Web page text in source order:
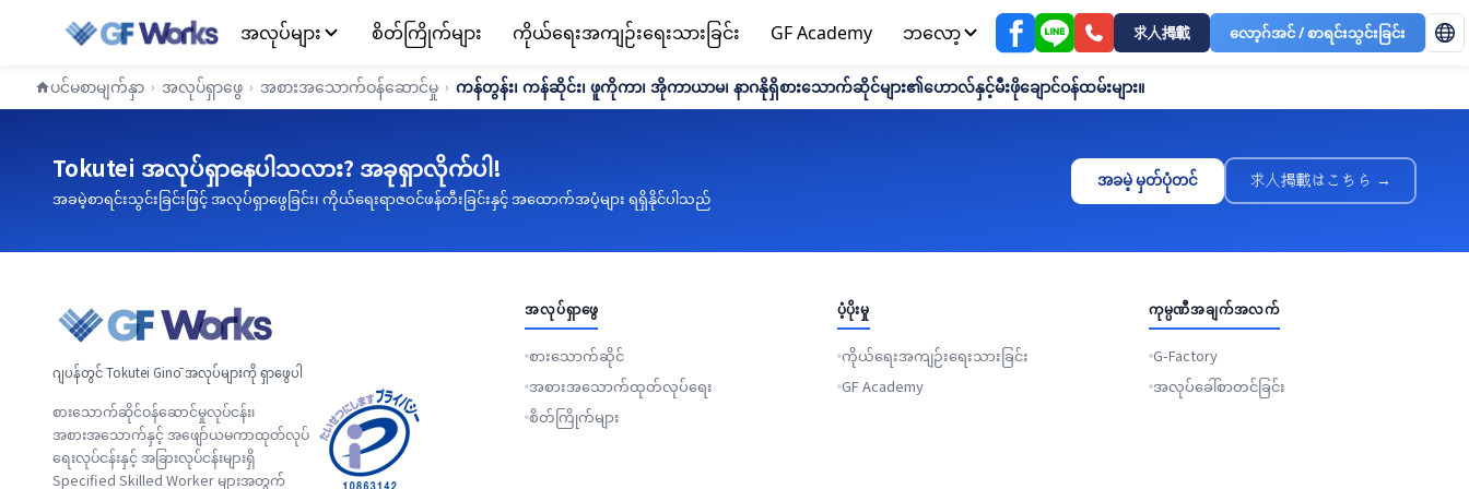
အလုပ်များ စိတ်ကြိုက်များ ကိုယ်ရေးအကျဉ်းရေးသားခြင်း GF Academy ဘလော့ 求人掲載 လော့ဂ်အင် / စာရင်းသွင်းခြင်း
ပင်မစာမျက်နှာ › အလုပ်ရှာဖွေ › အစားအသောက်ဝန်ဆောင်မှု › ကန်တွန်း၊ ကန်ဆိုင်း၊ ဖူကိုကာ၊ အိုကာယာမ၊ နာဂနိုရှိစားသောက်ဆိုင်များ၏ဟောလ်နှင့်မီးဖိုချောင်ဝန်ထမ်းများ။
Tokutei အလုပ်ရှာနေပါသလား? အခုရှာလိုက်ပါ!
အခမဲ့စာရင်းသွင်းခြင်းဖြင့် အလုပ်ရှာဖွေခြင်း၊ ကိုယ်ရေးရာဇဝင်ဖန်တီးခြင်းနှင့် အထောက်အပံ့များ ရရှိနိုင်ပါသည်
အခမဲ့ မှတ်ပုံတင် 求人掲載はこちら →
ဂျပန်တွင် Tokutei Ginō အလုပ်များကို ရှာဖွေပါ
စားသောက်ဆိုင်ဝန်ဆောင်မှုလုပ်ငန်း၊
အစားအသောက်နှင့် အဖျော်ယမကာထုတ်လုပ်
ရေးလုပ်ငန်းနှင့် အခြားလုပ်ငန်းများရှိ
Specified Skilled Worker များအတွက်
အလုပ်ရှာဖွေ
စားသောက်ဆိုင်
အစားအသောက်ထုတ်လုပ်ရေး
စိတ်ကြိုက်များ
ပံ့ပိုးမှု
ကိုယ်ရေးအကျဉ်းရေးသားခြင်း
GF Academy
ကုမ္ပဏီအချက်အလက်
G-Factory
အလုပ်ခေါ်စာတင်ခြင်း